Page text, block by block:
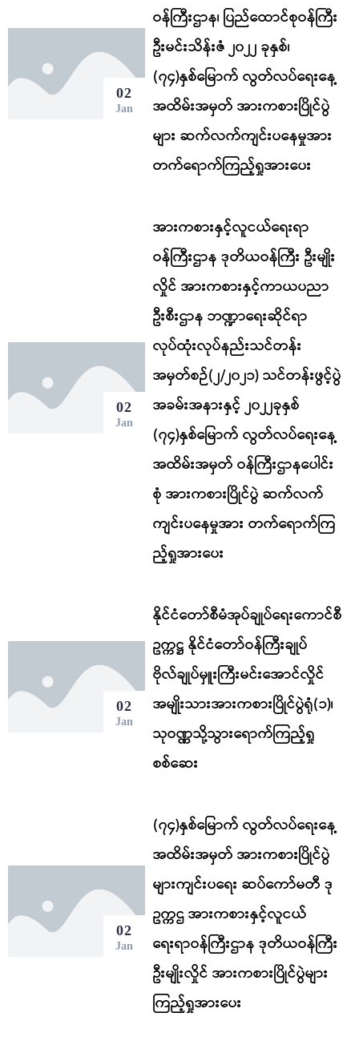
02
Jan
ဝန်ကြီးဌာန၊ ပြည်ထောင်စုဝန်ကြီး
ဦးမင်းသိန်းဇံ ၂၀၂၂ ခုနှစ်၊
(၇၄)နှစ်မြောက် လွတ်လပ်ရေးနေ့
အထိမ်းအမှတ် အားကစားပြိုင်ပွဲ
များ ဆက်လက်ကျင်းပနေမှုအား
တက်ရောက်ကြည့်ရှုအားပေး
02
Jan
အားကစားနှင့်လူငယ်ရေးရာ
ဝန်ကြီးဌာန ဒုတိယဝန်ကြီး ဦးမျိုး
လှိုင် အားကစားနှင့်ကာယပညာ
ဦးစီးဌာန ဘဏ္ဍာရေးဆိုင်ရာ
လုပ်ထုံးလုပ်နည်းသင်တန်း
အမှတ်စဉ်(၂/၂၀၂၁) သင်တန်းဖွင့်ပွဲ
အခမ်းအနားနှင့် ၂၀၂၂ခုနှစ်
(၇၄)နှစ်မြောက် လွတ်လပ်ရေးနေ့
အထိမ်းအမှတ် ဝန်ကြီးဌာနပေါင်း
စုံ အားကစားပြိုင်ပွဲ ဆက်လက်
ကျင်းပနေမှုအား တက်ရောက်ကြ
ည့်ရှုအားပေး
02
Jan
နိုင်ငံတော်စီမံအုပ်ချုပ်ရေးကောင်စီ
ဥက္ကဋ္ဌ နိုင်ငံတော်ဝန်ကြီးချုပ်
ဗိုလ်ချုပ်မှူးကြီးမင်းအောင်လှိုင်
အမျိုးသားအားကစားပြိုင်ပွဲရုံ(၁)၊
သုဝဏ္ဏသို့သွားရောက်ကြည့်ရှု
စစ်ဆေး
02
Jan
(၇၄)နှစ်မြောက် လွတ်လပ်ရေးနေ့
အထိမ်းအမှတ် အားကစားပြိုင်ပွဲ
များကျင်းပရေး ဆပ်ကော်မတီ ဒု
ဥက္ကဌ အားကစားနှင့်လူငယ်
ရေးရာဝန်ကြီးဌာန ဒုတိယဝန်ကြီး
ဦးမျိုးလှိုင် အားကစားပြိုင်ပွဲများ
ကြည့်ရှုအားပေး